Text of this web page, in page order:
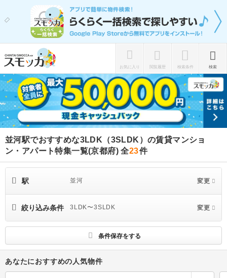
お気に入り 閲覧履歴 検索条件 検索
並河駅でおすすめな3LDK（3SLDK）の賃貸マンショ
ン・アパート特集一覧(京都府)全23件
駅 並河 変更
絞り込み条件 3LDK〜3SLDK 変更
条件保存をする
あなたにおすすめの人気物件